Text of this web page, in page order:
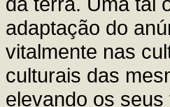
adaptação do
vitalmente nas
culturais das
elevando os